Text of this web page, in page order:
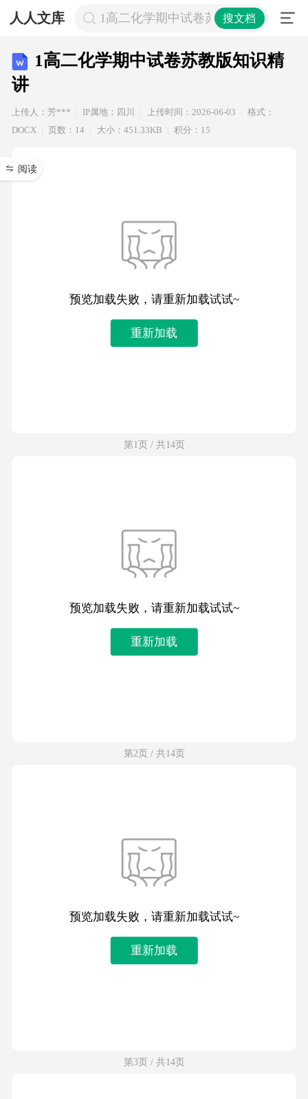
人人文库 1高二化学期中试卷苏教版知识精讲
搜文档
1高二化学期中试卷苏教版知识精
讲
上传人：芳*** IP属地：四川 上传时间：2026-06-03
格式：
DOCX
页数：14 大小：451.33KB 积分：15
阅读
预览加载失败，请重新加载试试~
重新加载
第1页 / 共14页
预览加载失败，请重新加载试试~
重新加载
第2页 / 共14页
预览加载失败，请重新加载试试~
重新加载
第3页 / 共14页